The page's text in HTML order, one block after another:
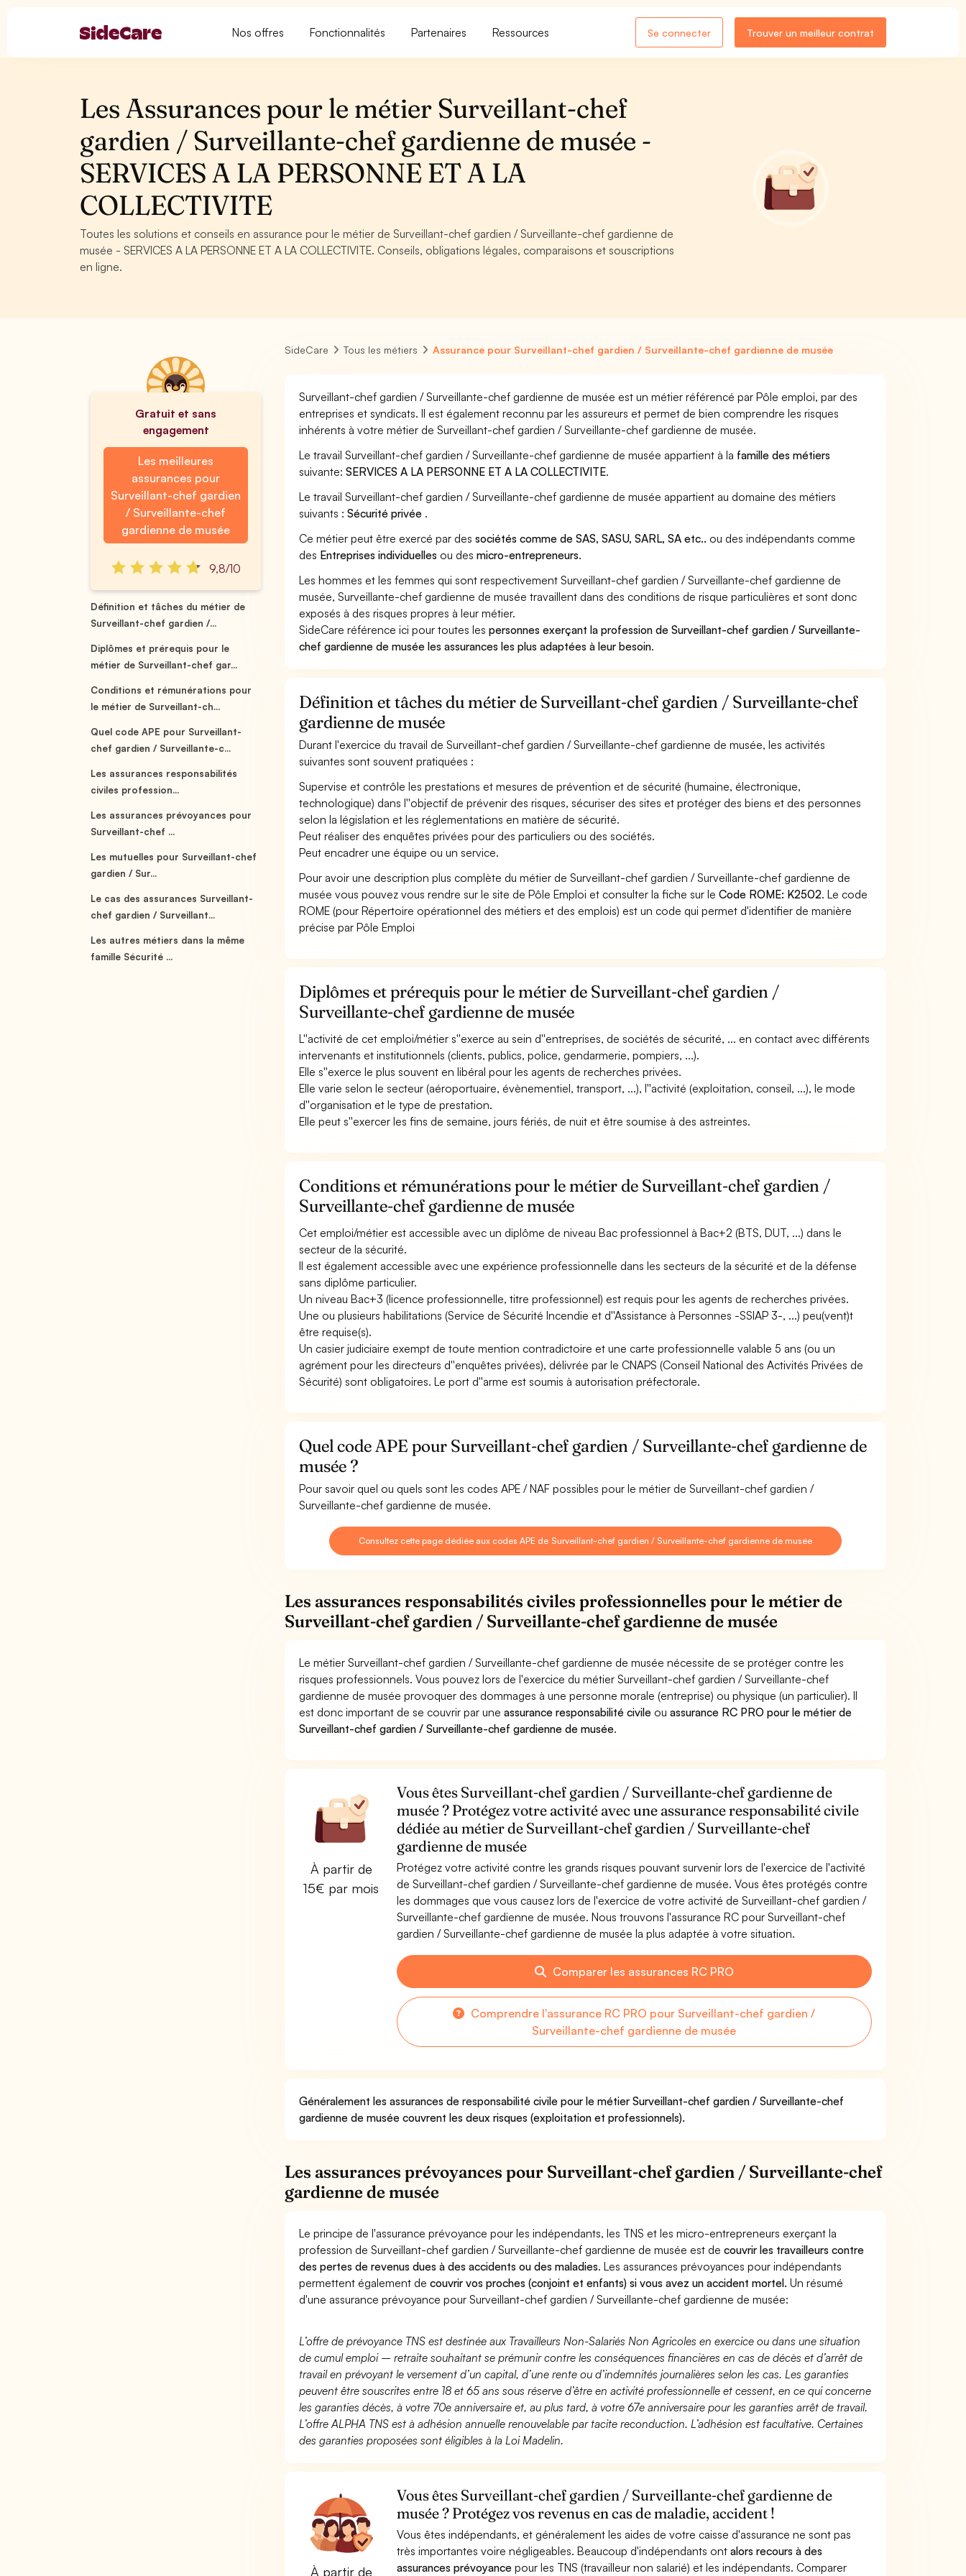
Nos offres Fonctionnalités Partenaires Ressources Se connecter Trouver un meilleur contrat
Les Assurances pour le métier Surveillant-chef
gardien / Surveillante-chef gardienne de musée -
SERVICES A LA PERSONNE ET A LA
COLLECTIVITE
Toutes les solutions et conseils en assurance pour le métier de Surveillant-chef gardien / Surveillante-chef gardienne de
musée - SERVICES A LA PERSONNE ET A LA COLLECTIVITE. Conseils, obligations légales, comparaisons et souscriptions
en ligne.
Gratuit et sans
engagement
Les meilleures
assurances pour
Surveillant-chef gardien
/ Surveillante-chef
gardienne de musée
9,8/10
Définition et tâches du métier de
Surveillant-chef gardien /...
Diplômes et prérequis pour le
métier de Surveillant-chef gar...
Conditions et rémunérations pour
le métier de Surveillant-ch...
Quel code APE pour Surveillant-
chef gardien / Surveillante-c...
Les assurances responsabilités
civiles profession...
Les assurances prévoyances pour
Surveillant-chef ...
Les mutuelles pour Surveillant-chef
gardien / Sur...
Le cas des assurances Surveillant-
chef gardien / Surveillant...
Les autres métiers dans la même
famille Sécurité ...
SideCare Tous les métiers Assurance pour Surveillant-chef gardien / Surveillante-chef gardienne de musée
Surveillant-chef gardien / Surveillante-chef gardienne de musée est un métier référencé par Pôle emploi, par des
entreprises et syndicats. Il est également reconnu par les assureurs et permet de bien comprendre les risques
inhérents à votre métier de Surveillant-chef gardien / Surveillante-chef gardienne de musée.
Le travail Surveillant-chef gardien / Surveillante-chef gardienne de musée appartient à la famille des métiers
suivante:SERVICES A LA PERSONNE ET A LA COLLECTIVITE.
Le travail Surveillant-chef gardien / Surveillante-chef gardienne de musée appartient au domaine des métiers
suivants :Sécurité privée .
Ce métier peut être exercé par dessociétés comme de SAS, SASU, SARL, SA etc.. ou des indépendants comme
des Entreprises individuelles ou desmicro-entrepreneurs.
Les hommes et les femmes qui sont respectivement Surveillant-chef gardien / Surveillante-chef gardienne de
musée, Surveillante-chef gardienne de musée travaillent dans des conditions de risque particulières et sont donc
exposés à des risques propres à leur métier.
SideCare référence ici pour toutes lespersonnes exerçant la profession de Surveillant-chef gardien / Surveillante-
chef gardienne de musée les assurances les plus adaptées à leur besoin.
Définition et tâches du métier de Surveillant-chef gardien / Surveillante-chef
gardienne de musée
Durant l'exercice du travail de Surveillant-chef gardien / Surveillante-chef gardienne de musée, les activités
suivantes sont souvent pratiquées :
Supervise et contrôle les prestations et mesures de prévention et de sécurité (humaine, électronique,
technologique) dans l''objectif de prévenir des risques, sécuriser des sites et protéger des biens et des personnes
selon la législation et les réglementations en matière de sécurité.
Peut réaliser des enquêtes privées pour des particuliers ou des sociétés.
Peut encadrer une équipe ou un service.
Pour avoir une description plus complète du métier de Surveillant-chef gardien / Surveillante-chef gardienne de
musée vous pouvez vous rendre sur le site de Pôle Emploi et consulter la fiche sur leCode ROME: K2502. Le code
ROME (pour Répertoire opérationnel des métiers et des emplois) est un code qui permet d'identifier de manière
précise par Pôle Emploi
Diplômes et prérequis pour le métier de Surveillant-chef gardien /
Surveillante-chef gardienne de musée
L''activité de cet emploi/métier s''exerce au sein d''entreprises, de sociétés de sécurité, ... en contact avec différents
intervenants et institutionnels (clients, publics, police, gendarmerie, pompiers, ...).
Elle s''exerce le plus souvent en libéral pour les agents de recherches privées.
Elle varie selon le secteur (aéroportuaire, évènementiel, transport, ...), l''activité (exploitation, conseil, ...), le mode
d''organisation et le type de prestation.
Elle peut s''exercer les fins de semaine, jours fériés, de nuit et être soumise à des astreintes.
Conditions et rémunérations pour le métier de Surveillant-chef gardien /
Surveillante-chef gardienne de musée
Cet emploi/métier est accessible avec un diplôme de niveau Bac professionnel à Bac+2 (BTS, DUT, ...) dans le
secteur de la sécurité.
Il est également accessible avec une expérience professionnelle dans les secteurs de la sécurité et de la défense
sans diplôme particulier.
Un niveau Bac+3 (licence professionnelle, titre professionnel) est requis pour les agents de recherches privées.
Une ou plusieurs habilitations (Service de Sécurité Incendie et d''Assistance à Personnes -SSIAP 3-, ...) peu(vent)t
être requise(s).
Un casier judiciaire exempt de toute mention contradictoire et une carte professionnelle valable 5 ans (ou un
agrément pour les directeurs d''enquêtes privées), délivrée par le CNAPS (Conseil National des Activités Privées de
Sécurité) sont obligatoires. Le port d''arme est soumis à autorisation préfectorale.
Quel code APE pour Surveillant-chef gardien / Surveillante-chef gardienne de
musée ?
Pour savoir quel ou quels sont les codes APE / NAF possibles pour le métier de Surveillant-chef gardien /
Surveillante-chef gardienne de musée.
Consultez cette page dédiée aux codes APE de Surveillant-chef gardien / Surveillante-chef gardienne de musée
Les assurances responsabilités civiles professionnelles pour le métier de
Surveillant-chef gardien / Surveillante-chef gardienne de musée
Le métier Surveillant-chef gardien / Surveillante-chef gardienne de musée nécessite de se protéger contre les
risques professionnels. Vous pouvez lors de l'exercice du métier Surveillant-chef gardien / Surveillante-chef
gardienne de musée provoquer des dommages à une personne morale (entreprise) ou physique (un particulier). Il
est donc important de se couvrir par uneassurance responsabilité civile ouassurance RC PRO pour le métier de
Surveillant-chef gardien / Surveillante-chef gardienne de musée.
À partir de
15€ par mois
Vous êtes Surveillant-chef gardien / Surveillante-chef gardienne de
musée ? Protégez votre activité avec une assurance responsabilité civile
dédiée au métier de Surveillant-chef gardien / Surveillante-chef
gardienne de musée
Protégez votre activité contre les grands risques pouvant survenir lors de l'exercice de l'activité
de Surveillant-chef gardien / Surveillante-chef gardienne de musée. Vous êtes protégés contre
les dommages que vous causez lors de l'exercice de votre activité de Surveillant-chef gardien /
Surveillante-chef gardienne de musée. Nous trouvons l'assurance RC pour Surveillant-chef
gardien / Surveillante-chef gardienne de musée la plus adaptée à votre situation.
Comparer les assurances RC PRO
Comprendre l'assurance RC PRO pour Surveillant-chef gardien /
Surveillante-chef gardienne de musée
Généralement les assurances de responsabilité civile pour le métier Surveillant-chef gardien / Surveillante-chef
gardienne de musée couvrent les deux risques (exploitation et professionnels).
Les assurances prévoyances pour Surveillant-chef gardien / Surveillante-chef
gardienne de musée
Le principe de l'assurance prévoyance pour les indépendants, les TNS et les micro-entrepreneurs exerçant la
profession de Surveillant-chef gardien / Surveillante-chef gardienne de musée est decouvrir les travailleurs contre
des pertes de revenus dues à des accidents ou des maladies. Les assurances prévoyances pour indépendants
permettent également decouvrir vos proches (conjoint et enfants) si vous avez un accident mortel. Un résumé
d'une assurance prévoyance pour Surveillant-chef gardien / Surveillante-chef gardienne de musée:
L’offre de prévoyance TNS est destinée aux Travailleurs Non-Salariés Non Agricoles en exercice ou dans une situation
de cumul emploi – retraite souhaitant se prémunir contre les conséquences financières en cas de décès et d’arrêt de
travail en prévoyant le versement d’un capital, d’une rente ou d’indemnités journalières selon les cas. Les garanties
peuvent être souscrites entre 18 et 65 ans sous réserve d’être en activité professionnelle et cessent, en ce qui concerne
les garanties décès, à votre 70e anniversaire et, au plus tard, à votre 67e anniversaire pour les garanties arrêt de travail.
L’offre ALPHA TNS est à adhésion annuelle renouvelable par tacite reconduction. L’adhésion est facultative. Certaines
des garanties proposées sont éligibles à la Loi Madelin.
À partir de
Vous êtes Surveillant-chef gardien / Surveillante-chef gardienne de
musée ? Protégez vos revenus en cas de maladie, accident !
Vous êtes indépendants, et généralement les aides de votre caisse d'assurance ne sont pas
très importantes voire négligeables. Beaucoup d'indépendants ont alors recours à des
assurances prévoyancepour les TNS (travailleur non salarié) et les indépendants. Comparer